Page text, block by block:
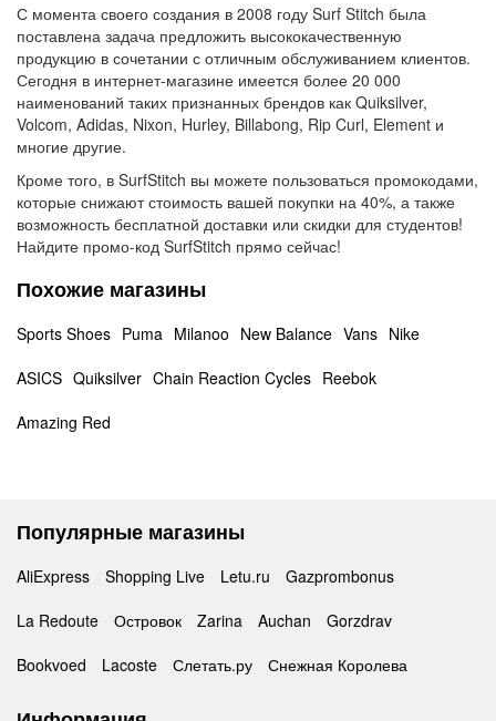
С момента своего создания в 2008 году Surf Stitch была
поставлена задача предложить высококачественную
продукцию в сочетании с отличным обслуживанием клиентов.
Сегодня в интернет-магазине имеется более 20 000
наименований таких признанных брендов как Quiksilver,
Volcom, Adidas, Nixon, Hurley, Billabong, Rip Curl, Element и
многие другие.
Кроме того, в SurfStitch вы можете пользоваться промокодами,
которые снижают стоимость вашей покупки на 40%, а также
возможность бесплатной доставки или скидки для студентов!
Найдите промо-код SurfStitch прямо сейчас!
Похожие магазины
Sports Shoes Puma Milanoo New Balance Vans Nike
ASICS Quiksilver Chain Reaction Cycles Reebok
Amazing Red
Популярные магазины
AliExpress Shopping Live Letu.ru
Gazprombonus
La Redoute
Островок Zarina Auchan
Gorzdrav
Bookvoed
Lacoste Слетать.ру Снежная Королева